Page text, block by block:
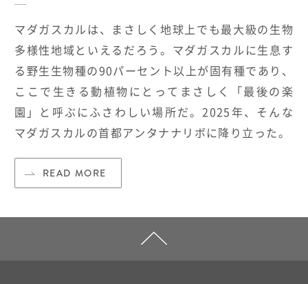
マダガスカルは、まさしく地球上でも最大級の生物
多様性地域といえるだろう。マダガスカルに生息す
る野生生物種の90 パーセント以上が固有種であり、
ここで生きる動植物にとってまさしく「最後の楽
園」と呼ぶにふさわしい場所だ。 2025 年、そんな
マダガスカルの首都アンタナナリボに降り立った。
READ MORE